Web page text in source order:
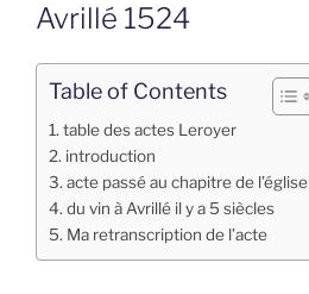
Avrillé 1524
Table of Contents
table des actes Leroyer
introduction
acte passé au chapitre de l’église
du vin à Avrillé il y a 5 siècles
Ma retranscription de l’acte